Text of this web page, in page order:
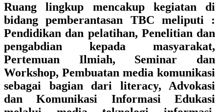
Ruang lingkup mencakup kegiatan di
bidang pemberantasan TBC meliputi :
Pendidikan dan pelatihan, Penelitian dan
pengabdian kepada masyarakat,
Pertemuan Ilmiah, Seminar dan
Workshop, Pembuatan media komunikasi
sebagai bagian dari literacy, Advokasi
dan Komunikasi Informasi Edukasi